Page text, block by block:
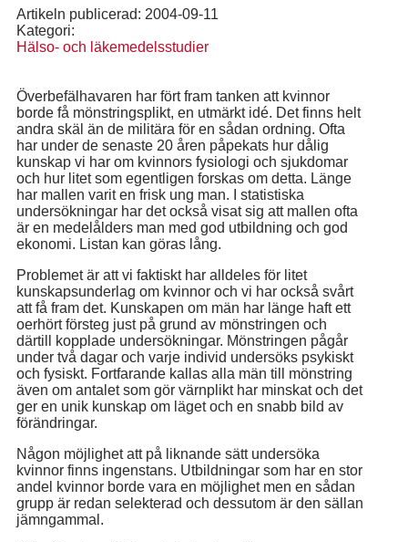
Artikeln publicerad: 2004-09-11
Kategori:
Hälso- och läkemedelsstudier
Överbefälhavaren har fört fram tanken att kvinnor
borde få mönstringsplikt, en utmärkt idé. Det finns helt
andra skäl än de militära för en sådan ordning. Ofta
har under de senaste 20 åren påpekats hur dålig
kunskap vi har om kvinnors fysiologi och sjukdomar
och hur litet som egentligen forskas om detta. Länge
har mallen varit en frisk ung man. I statistiska
undersökningar har det också visat sig att mallen ofta
är en medelålders man med god utbildning och god
ekonomi. Listan kan göras lång.
Problemet är att vi faktiskt har alldeles för litet
kunskapsunderlag om kvinnor och vi har också svårt
att få fram det. Kunskapen om män har länge haft ett
oerhört försteg just på grund av mönstringen och
därtill kopplade undersökningar. Mönstringen pågår
under två dagar och varje individ undersöks psykiskt
och fysiskt. Fortfarande kallas alla män till mönstring
även om antalet som gör värnplikt har minskat och det
ger en unik kunskap om läget och en snabb bild av
förändringar.
Någon möjlighet att på liknande sätt undersöka
kvinnor finns ingenstans. Utbildningar som har en stor
andel kvinnor borde vara en möjlighet men en sådan
grupp är redan selekterad och dessutom är den sällan
jämngammal.